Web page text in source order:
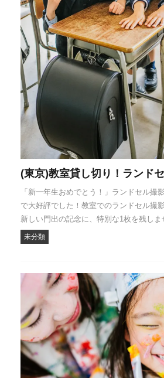
(東京)教室貸し切り！ランド
「新一年生おめでとう！」ランドセル撮
で大好評でした！教室でのランドセル撮
新しい門出の記念に、特別な1枚を残しま
未分類